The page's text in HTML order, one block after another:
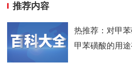
推荐内容
热推荐：对甲
甲苯磺酸的用途